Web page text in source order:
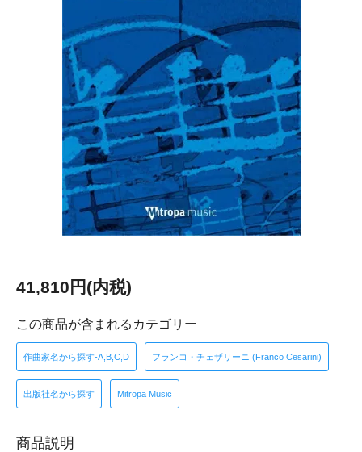
41,810円(内税)
この商品が含まれるカテゴリー
作曲家名から探す-A,B,C,D フランコ・チェザリーニ (Franco Cesarini)
出版社名から探す Mitropa Music
商品説明